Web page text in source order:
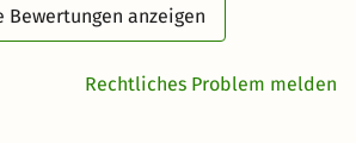
Bewertungen anzeigen
Rechtliches Problem melden